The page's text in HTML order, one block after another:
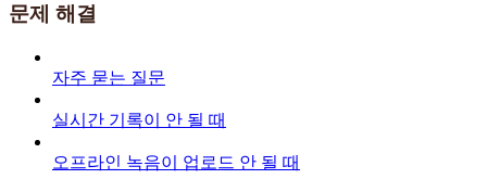
문제 해결
자주 묻는 질문
실시간 기록이 안 될 때
오프라인 녹음이 업로드 안 될 때